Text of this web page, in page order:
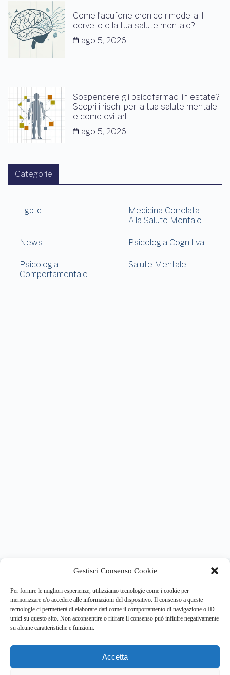
Gestisci Consenso Cookie
Per fornire le migliori esperienze, utilizziamo tecnologie come i cookie per
memorizzare e/o accedere alle informazioni del dispositivo. Il consenso a queste
tecnologie ci permetterà di elaborare dati come il comportamento di navigazione o ID
unici su questo sito. Non acconsentire o ritirare il consenso può influire negativamente
su alcune caratteristiche e funzioni.
Accetta
Come l’acufene cronico rimodella il
cervello e la tua salute mentale?
ago 5, 2026
Sospendere gli psicofarmaci in estate?
Scopri i rischi per la tua salute mentale
e come evitarli
ago 5, 2026
Categorie
Lgbtq
Medicina Correlata
Alla Salute Mentale
News Psicologia Cognitiva
Psicologia
Comportamentale
Salute Mentale
psicologia e salute mentale.
Address:
VIA USODIMARE 3 - 37138 - VERONA (VR)
info@respira.re
045-511-7681